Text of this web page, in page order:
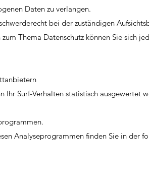
Daten zu verlangen.
bei der zuständigen
Thema Datenschutz können Sie sich
Ihr Surf-Verhalten statistisch ausgewertet
Analyseprogrammen finden Sie in der